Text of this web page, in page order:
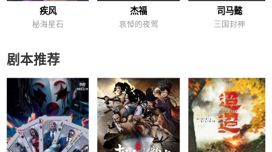
疾风
秘海星石
杰福
哀悼的夜莺
司马懿
三国封神
剧本推荐